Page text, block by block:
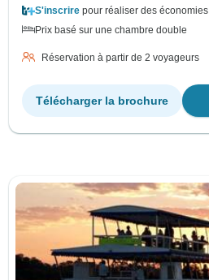
S'inscrire pour réaliser des économies
Prix basé sur une chambre double
Réservation à partir de 2 voyageurs
Télécharger la brochure